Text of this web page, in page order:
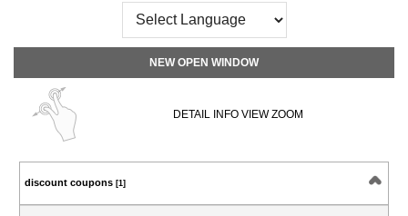
NEW OPEN WINDOW
DETAIL INFO VIEW ZOOM
discount coupons [1]